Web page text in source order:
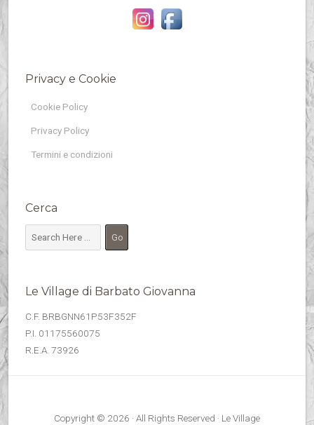
Privacy e Cookie
Cookie Policy
Privacy Policy
Termini e condizioni
Cerca
Le Village di Barbato Giovanna
C.F. BRBGNN61P53F352F
P.I. 01175560075
R.E.A. 73926
Copyright © 2026 · All Rights Reserved · Le Village